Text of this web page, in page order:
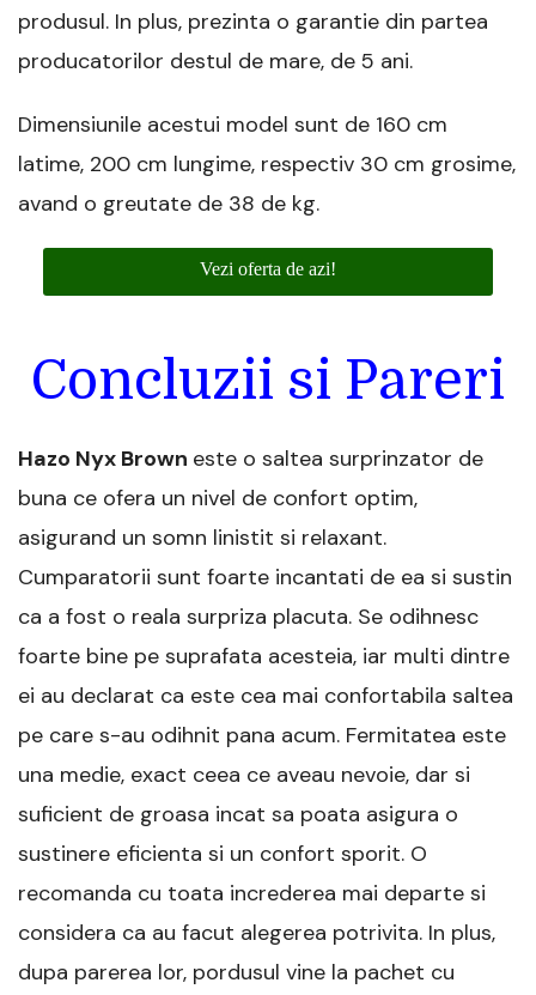
produsul. In plus, prezinta o garantie din partea
producatorilor destul de mare, de 5 ani.
Dimensiunile acestui model sunt de 160 cm
latime, 200 cm lungime, respectiv 30 cm grosime,
avand o greutate de 38 de kg.
Vezi oferta de azi!
Concluzii si Pareri
Hazo Nyx Brown este o saltea surprinzator de
buna ce ofera un nivel de confort optim,
asigurand un somn linistit si relaxant.
Cumparatorii sunt foarte incantati de ea si sustin
ca a fost o reala surpriza placuta. Se odihnesc
foarte bine pe suprafata acesteia, iar multi dintre
ei au declarat ca este cea mai confortabila saltea
pe care s-au odihnit pana acum. Fermitatea este
una medie, exact ceea ce aveau nevoie, dar si
suficient de groasa incat sa poata asigura o
sustinere eficienta si un confort sporit. O
recomanda cu toata increderea mai departe si
considera ca au facut alegerea potrivita. In plus,
dupa parerea lor, pordusul vine la pachet cu